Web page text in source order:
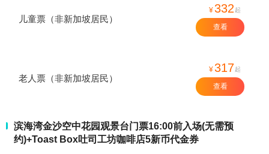
儿童票（非新加坡居民）
¥332 起
查看
老人票（非新加坡居民）
¥317起
查看
滨海湾金沙空中花园观景台门票16:00前入场(无需预
约)+Toast Box吐司工坊咖啡店5新币代金券